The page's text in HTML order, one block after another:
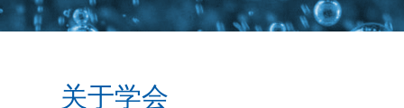
关于学会